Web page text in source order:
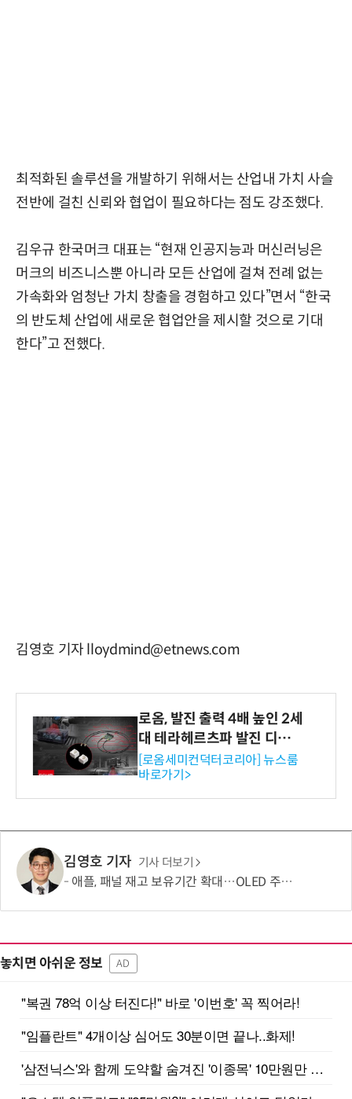
최적화된 솔루션을 개발하기 위해서는 산업내 가치 사슬
전반에 걸친 신뢰와 협업이 필요하다는 점도 강조했다.
김우규 한국머크 대표는 “현재 인공지능과 머신러닝은
머크의 비즈니스뿐 아니라 모든 산업에 걸쳐 전례 없는
가속화와 엄청난 가치 창출을 경험하고 있다”면서 “한국
의 반도체 산업에 새로운 협업안을 제시할 것으로 기대
한다”고 전했다.
김영호 기자 lloydmind@etnews.com
로옴, 발진 출력 4배 높인 2세
대 테라헤르츠파 발진 디바이
스 개발
[로옴세미컨덕터코리아] 뉴스룸
바로가기>
김영호 기자 기사 더보기
애플, 패널 재고 보유기간 확대…OLED 주문량 늘었다
놓치면 아쉬운 정보 AD